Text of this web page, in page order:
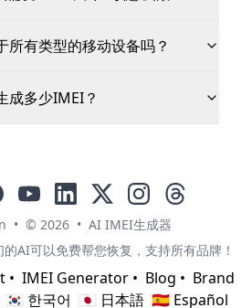
所有类型的移动设备吗？
成多少IMEI？
youtubelinkedin
x instagramthreads
• © 2026 • AI IMEI生成器
AI可以免费帮您恢复，支持所有品牌！
• IMEI Generator • Blog • Brand
🇰🇷 한국어 🇯🇵 日本語 🇪🇸 Español